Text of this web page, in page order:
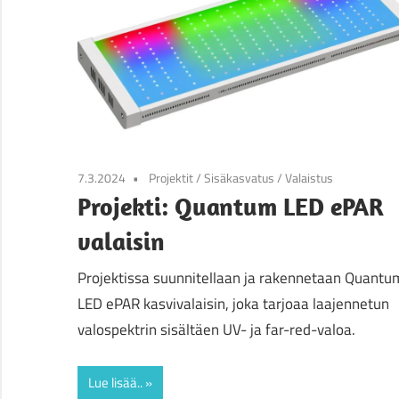
7.3.2024 Projektit/Sisäkasvatus/Valaistus
Projekti: Quantum LED ePAR
valaisin
Projektissa suunnitellaan ja rakennetaan
LED ePAR kasvivalaisin, joka tarjoaa laajennetun
valospektrin sisältäen UV- ja far-red-valoa.
Lue lisää..